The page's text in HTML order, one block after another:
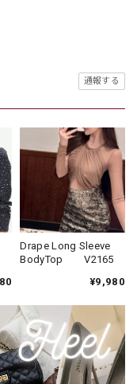
通報する
Drape Long Sleeve
BodyTop V2165
¥9,980